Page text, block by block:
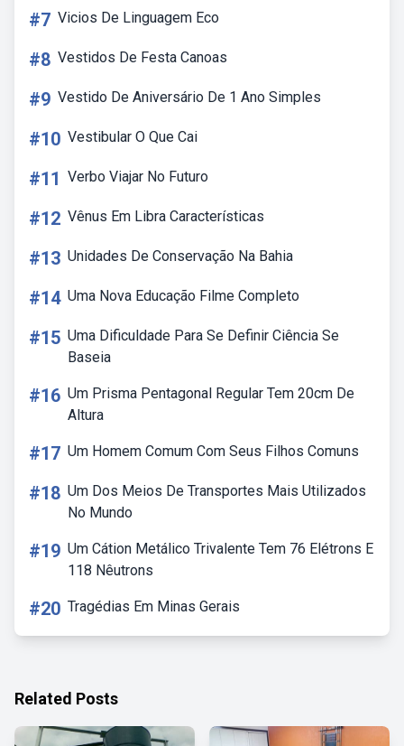
#7 Vicios De Linguagem Eco
#8 Vestidos De Festa Canoas
#9 Vestido De Aniversário De 1 Ano Simples
#10 Vestibular O Que Cai
#11 Verbo Viajar No Futuro
#12 Vênus Em Libra Características
#13 Unidades De Conservação Na Bahia
#14 Uma Nova Educação Filme Completo
#15 Uma Dificuldade Para Se Definir Ciência Se
Baseia
#16 Um Prisma Pentagonal Regular Tem 20cm De
Altura
#17 Um Homem Comum Com Seus Filhos Comuns
#18 Um Dos Meios De Transportes Mais Utilizados
No Mundo
#19 Um Cátion Metálico Trivalente Tem 76 Elétrons E
118 Nêutrons
#20 Tragédias Em Minas Gerais
Related Posts